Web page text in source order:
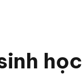
học